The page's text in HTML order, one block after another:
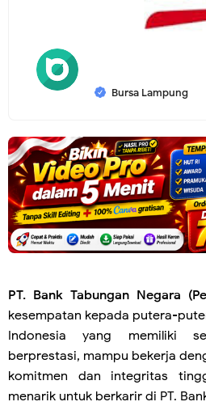
Bursa Lampung
PT. Bank Tabungan Negara
kesempatan kepada putera-
Indonesia yang memiliki
berprestasi, mampu bekerja
komitmen dan integritas
menarik untuk berkarir di PT.